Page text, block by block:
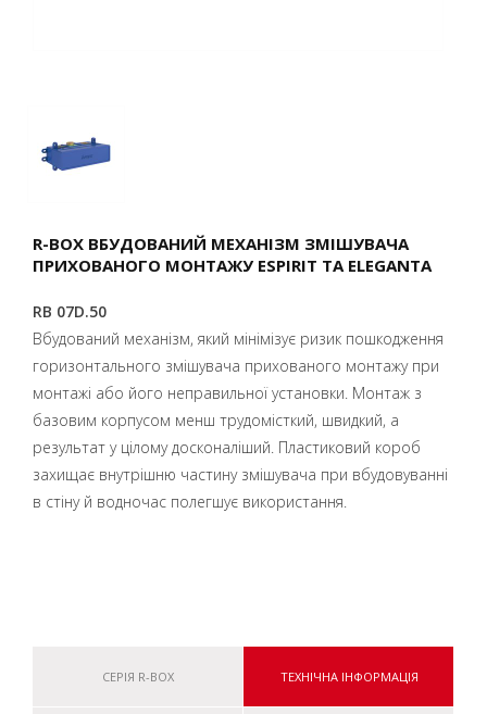
R-BOX ВБУДОВАНИЙ МЕХАНІЗМ ЗМІШУВАЧА
ПРИХОВАНОГО МОНТАЖУ ESPIRIT ТА ELEGANTA
RB 07D.50
Вбудований механізм, який мінімізує ризик пошкодження
горизонтального змішувача прихованого монтажу при
монтажі або його неправильної установки. Монтаж з
базовим корпусом менш трудомісткий, швидкий, а
результат у цілому досконаліший. Пластиковий короб
захищає внутрішню частину змішувача при вбудовуванні
в стіну й водночас полегшує використання.
СЕРІЯ R-BOX ТЕХНІЧНА ІНФОРМАЦІЯ